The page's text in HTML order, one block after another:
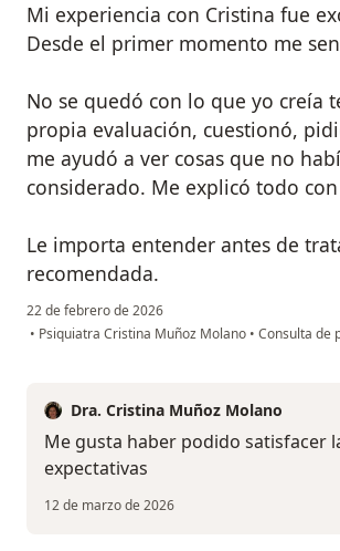
Mi experiencia con Cristina fue
Desde el primer momento me
No se quedó con lo que yo creía
propia evaluación, cuestionó,
me ayudó a ver cosas que no
considerado. Me explicó todo
Le importa entender antes de
recomendada.
22 de febrero de 2026
• Psiquiatra Cristina Muñoz Molano • Consulta de
Dra. Cristina Muñoz Molano
Me gusta haber podido satisfacer
expectativas
12 de marzo de 2026